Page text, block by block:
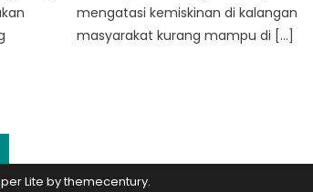
mengatasi kemiskinan di kalangan
masyarakat kurang mampu di […]
Lite bythemecentury.